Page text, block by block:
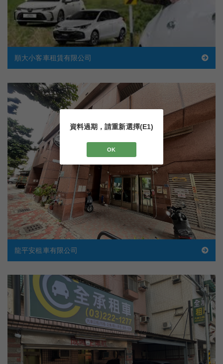
順大小客車租賃有限公司
龍平安租車有限公司
資料過期，請重新選擇(E1)
OK